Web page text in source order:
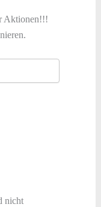
Aktionen!!!
nicht